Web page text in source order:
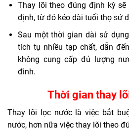
Thay lõi theo đúng định kỳ
định, từ đó kéo dài tuổi thọ sử
Sau một thời gian dài sử
tích tụ nhiều tạp chất, dẫn
không cung cấp đủ lượng
đình.
Thời gian thay
Thay lõi lọc nước là việc bắt
nước, hơn nữa việc thay lõi theo